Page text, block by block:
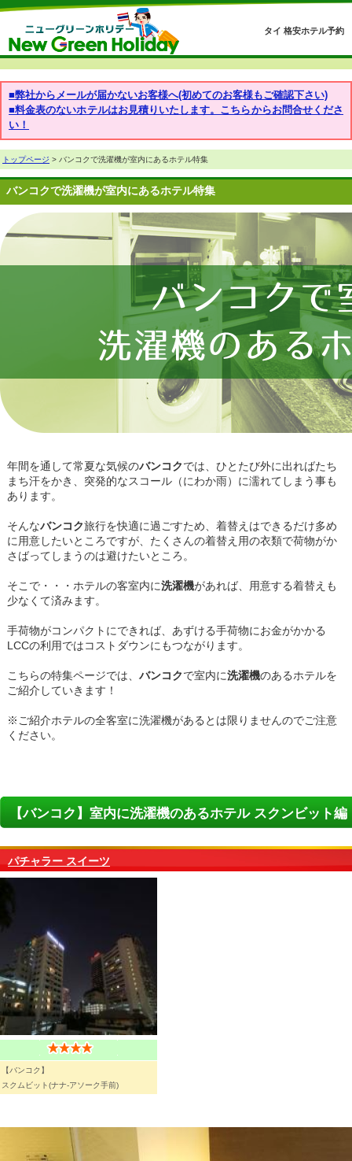
タイ 格安ホテル予約
■弊社からメールが届かないお客様へ(初めてのお客様もご確認下さい)
■料金表のないホテルはお見積りいたします。こちらからお問合せくださ
い！
トップページ > バンコクで洗濯機が室内にあるホテル特集
バンコクで洗濯機が室内にあるホテル特集
年間を通して常夏な気候のバンコクでは、ひとたび外に出ればたち
まち汗をかき、突発的なスコール（にわか雨）に濡れてしまう事も
あります。
そんなバンコク旅行を快適に過ごすため、着替えはできるだけ多め
に用意したいところですが、たくさんの着替え用の衣類で荷物がか
さばってしまうのは避けたいところ。
そこで・・・ホテルの客室内に洗濯機があれば、用意する着替えも
少なくて済みます。
手荷物がコンパクトにできれば、あずける手荷物にお金がかかる
LCCの利用ではコストダウンにもつながります。
こちらの特集ページでは、 バンコクで室内に洗濯機のあるホテルを
ご紹介していきます！
※ご紹介ホテルの全客室に洗濯機があるとは限りませんのでご注意
ください。
【バンコク】室内に洗濯機のあるホテル スクンビット編
パチャラー スイーツ
【バンコク】
スクムビット(ナナ-アソーク手前)